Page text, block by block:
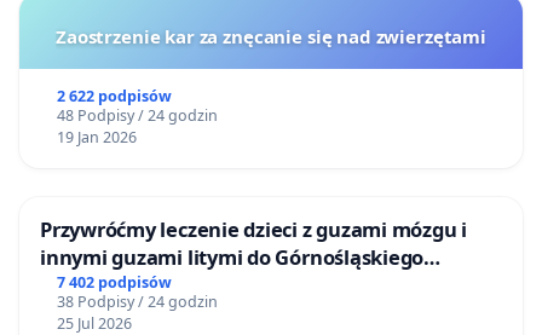
Zaostrzenie kar za znęcanie się nad zwierzętami
2 622 podpisów
48 Podpisy / 24 godzin
19 Jan 2026
Przywróćmy leczenie dzieci z guzami mózgu i
innymi guzami litymi do Górnośląskiego
Centrum Zdrowia Dziecka w Katowicach
7 402 podpisów
38 Podpisy / 24 godzin
25 Jul 2026